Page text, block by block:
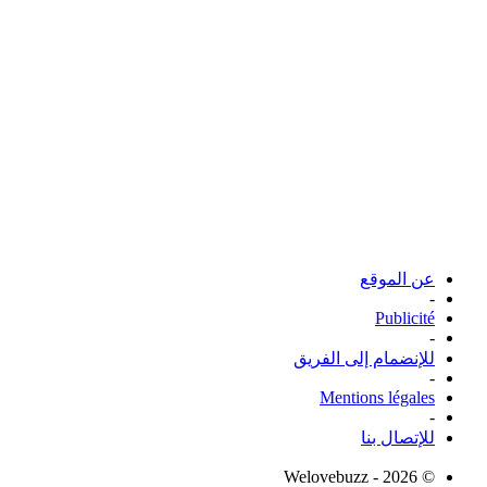
عن الموقع
-
Publicité
-
للإنضمام إلى الفريق
-
Mentions légales
-
للإتصال بنا
© Welovebuzz - 2026